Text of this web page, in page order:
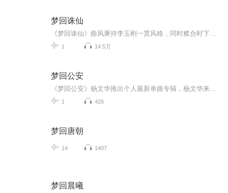
梦回诛仙
1 14.5万
梦回公安
1 426
梦回唐朝
14 1407
梦回晨曦